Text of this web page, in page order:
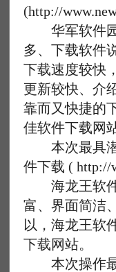
(http://
华军软件园
多、下载软件
下载速度较快
更新较快、介
靠而又快捷的
佳软件下载网
本次最具潜
件下载 ( http://
海龙王软件
富、界面简洁
以，海龙王软
下载网站。
本次操作最